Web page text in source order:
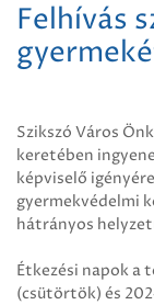
Felhívás
Szikszó Város
keretében
képviselő
gyermekvédelmi
hátrányos
Étkezési napok a
(csütörtök) és